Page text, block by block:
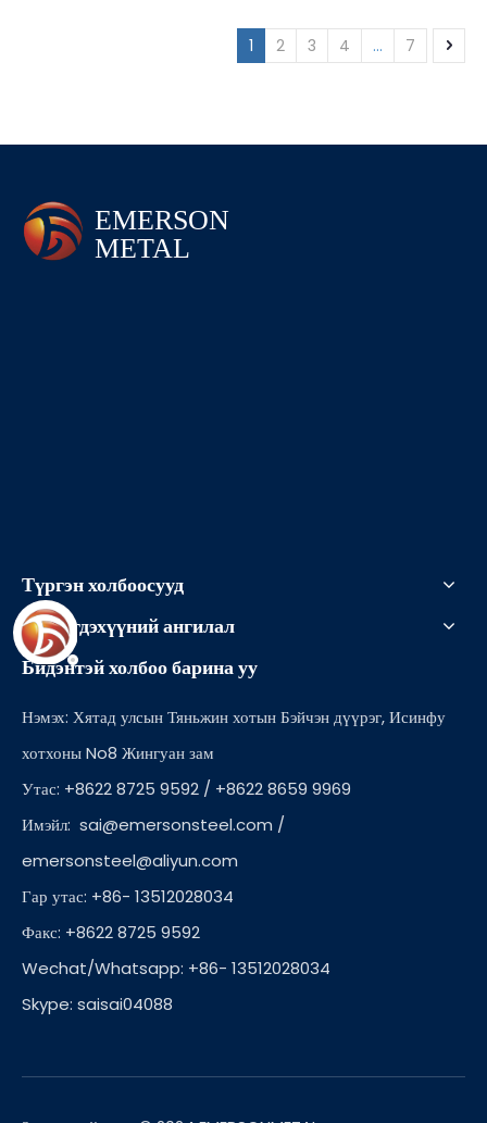
1 2 3 4 ... 7
Түргэн холбоосууд
Бүтээгдэхүүний ангилал
Бидэнтэй холбоо барина уу
Нэмэх: Хятад улсын Тяньжин хотын Бэйчэн дүүрэг, Исинфу
хотхоны No8 Жингуан зам
Утас: +8622 8725 9592 / +8622 8659 9969
Имэйл: sai@emersonsteel.com /
emersonsteel@aliyun.com
Гар утас: +86- 13512028034
Факс: +8622 8725 9592
Wechat/Whatsapp: +86- 13512028034
Skype: saisai04088